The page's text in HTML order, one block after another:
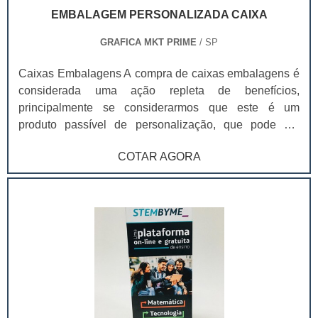
EMBALAGEM PERSONALIZADA CAIXA
GRAFICA MKT PRIME / SP
Caixas Embalagens A compra de caixas embalagens é
considerada uma ação repleta de benefícios,
principalmente se considerarmos que este é um
produto passível de personalização, que pode ser
modo que seja capaz de se adequar a diferentes
produtos e nichos, dentre os produtos mais comuns, é
Este produto pode ser encontrado no atual mercado em
diferentes tamanhos, com o objetivo de atender as
necessidades dos mais variados contratantes. As
caixas embalagens ainda podem estabelecer uma
ótima relação entre custos e benefícios, o que é capaz
de tornar a compra ainda mais atrativa, reforçando a
lembrança da marca e atendendo aos gostos do
COTAR AGORA